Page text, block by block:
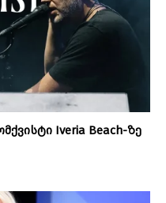
Iveria Beach-ზე